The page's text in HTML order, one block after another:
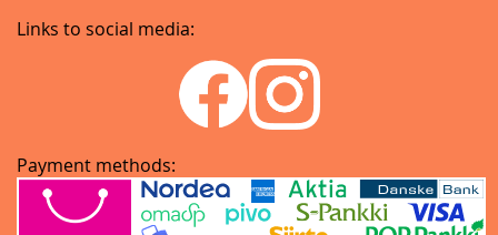
Links to social media:
Payment methods: